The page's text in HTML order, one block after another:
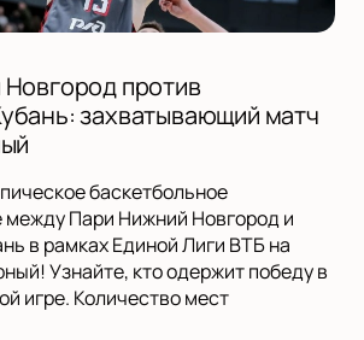
против
захватывающий матч
баскетбольное
между Пари Нижний Новгород и
в рамках Единой Лиги ВТБ на
Узнайте, кто одержит победу в
игре. Количество мест